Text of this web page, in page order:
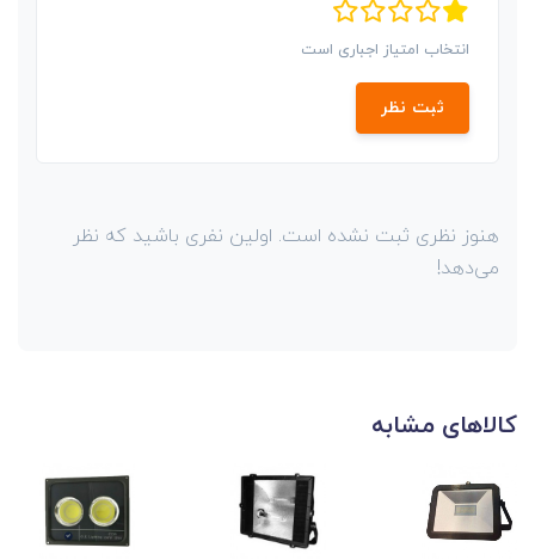
انتخاب امتیاز اجباری است
ثبت نظر
هنوز نظری ثبت نشده است. اولین نفری باشید که نظر
می‌دهد!
کالاهای مشابه